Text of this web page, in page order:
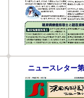
ニュースレター